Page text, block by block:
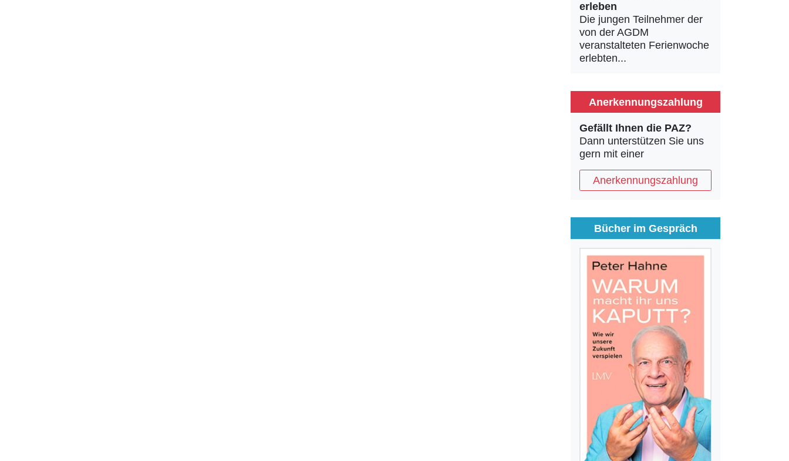
erleben
Die jungen Teilnehmer der
von der AGDM
veranstalteten Ferienwoche
erlebten...
Anerkennungszahlung
Gefällt Ihnen die PAZ?
Dann unterstützen Sie uns
gern mit einer
Anerkennungszahlung
Bücher im Gespräch